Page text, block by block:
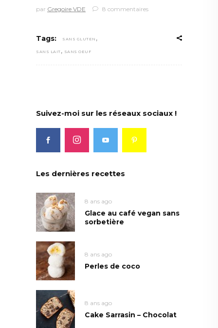
par Gregoire VDE 8 commentaires
Tags: SANS GLUTEN ,
SANS LAIT , SANS OEUF
Suivez-moi sur les réseaux sociaux !
Les dernières recettes
8 ans ago
Glace au café vegan sans
sorbetière
8 ans ago
Perles de coco
8 ans ago
Cake Sarrasin – Chocolat